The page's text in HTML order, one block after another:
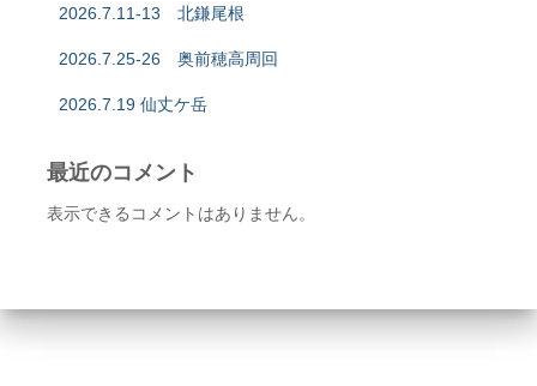
2026.7.11-13 北鎌尾根
2026.7.25-26 奥前穂高周回
2026.7.19 仙丈ケ岳
最近のコメント
表示できるコメントはありません。